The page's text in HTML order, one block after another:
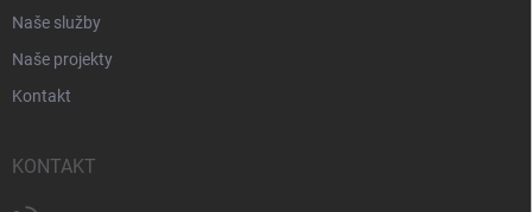
Naše služby
Naše projekty
Kontakt
KONTAKT